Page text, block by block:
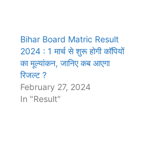
Bihar Board Matric Result
2024 : 1 मार्च से शुरू होगी कॉपियों
का मूल्यांकन, जानिए कब आएगा
रिजल्ट ?
February 27, 2024
In "Result"